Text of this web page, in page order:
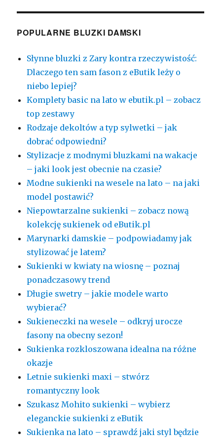
POPULARNE BLUZKI DAMSKI
Słynne bluzki z Zary kontra rzeczywistość:
Dlaczego ten sam fason z eButik leży o
niebo lepiej?
Komplety basic na lato w ebutik.pl – zobacz
top zestawy
Rodzaje dekoltów a typ sylwetki – jak
dobrać odpowiedni?
Stylizacje z modnymi bluzkami na wakacje
– jaki look jest obecnie na czasie?
Modne sukienki na wesele na lato – na jaki
model postawić?
Niepowtarzalne sukienki – zobacz nową
kolekcję sukienek od eButik.pl
Marynarki damskie – podpowiadamy jak
stylizować je latem?
Sukienki w kwiaty na wiosnę – poznaj
ponadczasowy trend
Długie swetry – jakie modele warto
wybierać?
Sukieneczki na wesele – odkryj urocze
fasony na obecny sezon!
Sukienka rozkloszowana idealna na różne
okazje
Letnie sukienki maxi – stwórz
romantyczny look
Szukasz Mohito sukienki – wybierz
eleganckie sukienki z eButik
Sukienka na lato – sprawdź jaki styl będzie